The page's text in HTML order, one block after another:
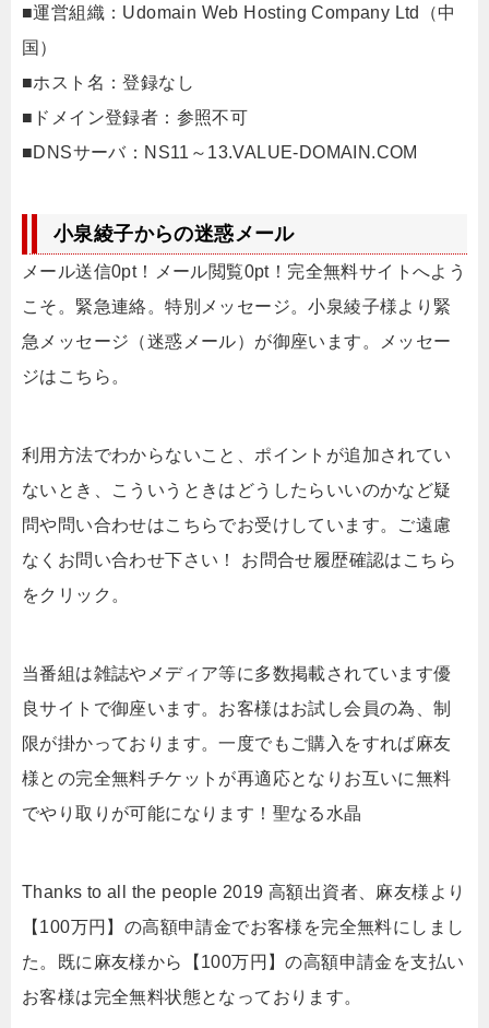
■運営組織：Udomain Web Hosting Company Ltd（中
国）
■ホスト名：登録なし
■ドメイン登録者：参照不可
■DNSサーバ：NS11～13.VALUE-DOMAIN.COM
小泉綾子からの迷惑メール
メール送信0pt！メール閲覧0pt！完全無料サイトへよう
こそ。緊急連絡。特別メッセージ。小泉綾子様より緊
急メッセージ（迷惑メール）が御座います。メッセー
ジはこちら。
利用方法でわからないこと、ポイントが追加されてい
ないとき、こういうときはどうしたらいいのかなど疑
問や問い合わせはこちらでお受けしています。ご遠慮
なくお問い合わせ下さい！ お問合せ履歴確認はこちら
をクリック。
当番組は雑誌やメディア等に多数掲載されています優
良サイトで御座います。お客様はお試し会員の為、制
限が掛かっております。一度でもご購入をすれば麻友
様との完全無料チケットが再適応となりお互いに無料
でやり取りが可能になります！聖なる水晶
Thanks to all the people 2019 高額出資者、麻友様より
【100万円】の高額申請金でお客様を完全無料にしまし
た。既に麻友様から【100万円】の高額申請金を支払い
お客様は完全無料状態となっております。